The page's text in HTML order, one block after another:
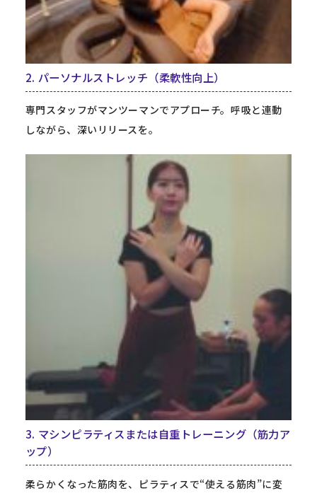
2. パーソナルストレッチ（柔軟性向上）
専門スタッフがマンツーマンでアプローチ。呼吸と連動
しながら、深いリリースを。
3. マシンピラティスまたは自重トレーニング（筋力ア
ップ）
柔らかくなった筋肉を、ピラティスで“使える筋肉”に変